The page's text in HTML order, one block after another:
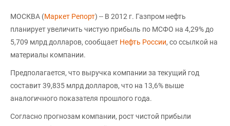
МОСКВА (Маркет Репорт) -- В 2012 г. Газпром нефть
планирует увеличить чистую прибыль по МСФО на 4,29% до
5,709 млрд долларов, сообщает Нефть России, со ссылкой на
материалы компании.
Предполагается, что выручка компании за текущий год
составит 39,835 млрд долларов, что на 13,6% выше
аналогичного показателя прошлого года.
Согласно прогнозам компании, рост чистой прибыли